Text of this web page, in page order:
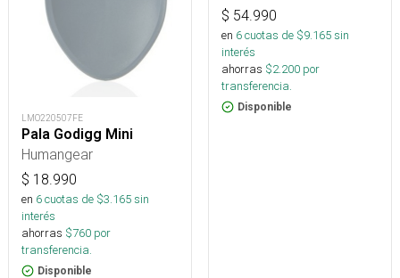
LMO220507FE
Pala Godigg Mini
Humangear
$ 18.990
en 6cuotas de $3.165sin
interés
ahorras $760 por
transferencia.
Disponible
$ 54.990
en 6cuotas de $9.165sin
interés
ahorras $2.200 por
transferencia.
Disponible